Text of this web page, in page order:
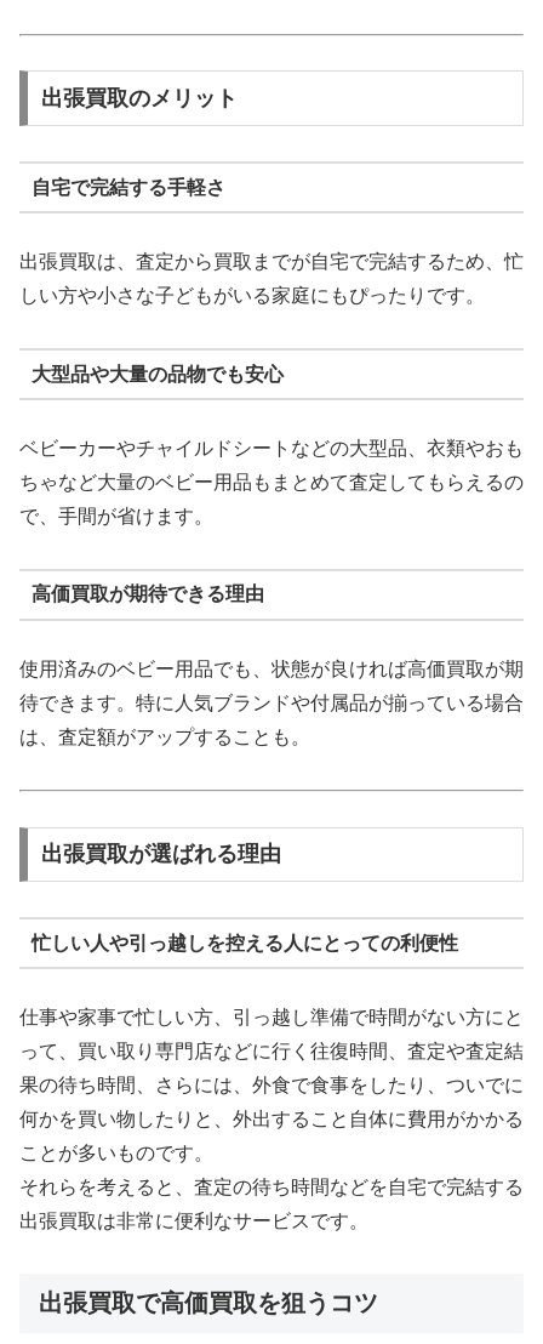
出張買取のメリット
自宅で完結する手軽さ
出張買取は、査定から買取までが自宅で完結するため、忙
しい方や小さな子どもがいる家庭にもぴったりです。
大型品や大量の品物でも安心
ベビーカーやチャイルドシートなどの大型品、衣類やおも
ちゃなど大量のベビー用品もまとめて査定してもらえるの
で、手間が省けます。
高価買取が期待できる理由
使用済みのベビー用品でも、状態が良ければ高価買取が期
待できます。特に人気ブランドや付属品が揃っている場合
は、査定額がアップすることも。
出張買取が選ばれる理由
忙しい人や引っ越しを控える人にとっての利便性
仕事や家事で忙しい方、引っ越し準備で時間がない方にと
って、買い取り専門店などに行く往復時間、査定や査定結
果の待ち時間、さらには、外食で食事をしたり、ついでに
何かを買い物したりと、外出すること自体に費用がかかる
ことが多いものです。
それらを考えると、査定の待ち時間などを自宅で完結する
出張買取は非常に便利なサービスです。
出張買取で高価買取を狙うコツ